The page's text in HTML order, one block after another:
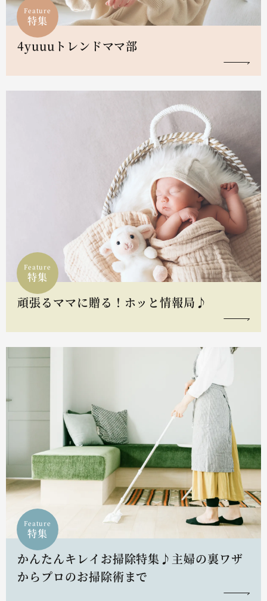
Feature
特集
4yuuuトレンドママ部
Feature
特集
頑張るママに贈る！ホッと情報局♪
Feature
特集
かんたんキレイお掃除特集♪主婦の裏ワザ
からプロのお掃除術まで